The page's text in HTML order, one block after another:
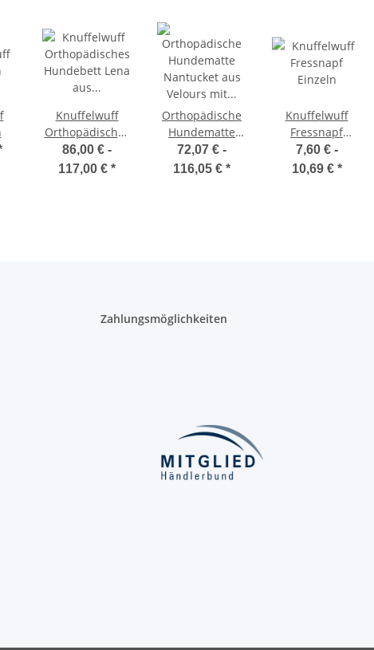
Knuffelwuff
Orthopädisches
Hundebett Lena
aus Velours und
86,00 € -
117,00 € *
Orthopädische
Hundematte
Nantucket aus
Velours mit
72,07 € -
116,05 € *
Knuffelwuff
Fressnapf
Einzeln
7,60 € -
10,69 € *
Zahlungsmöglichkeiten